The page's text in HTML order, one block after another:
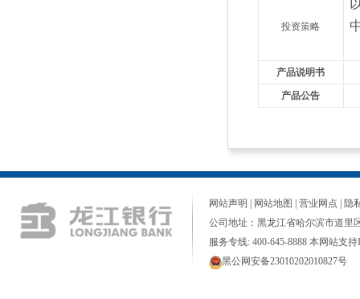
投资策略
产品说明书
产品公告
网站声明 网站地图 营业网点
隐
公司地址：黑龙江省哈尔滨市道里
服务专线: 400-645-8888 本网站支持
黑公网安备23010202010827号